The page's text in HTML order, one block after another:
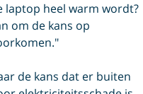
laptop heel warm wordt?
om de kans op
de kans dat er buiten